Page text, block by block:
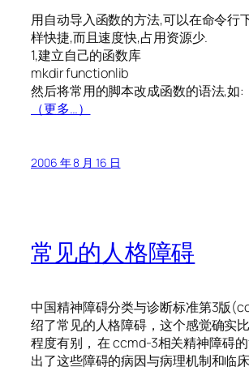
用自动导入函数的方法,可以在命令行
样快捷,而且速度快,占用资源少.
1,建立自己的函数库
mkdir functionlib
然后将常用的脚本改成函数的语法,如:
（更多…）
2006 年 8 月 16 日
常见的人格障碍
中国精神障碍分类与诊断标准第3版
绍了常见的人格障碍，这个感觉确实
程度有别， 在 ccmd-3相关精神障碍
出了这些障碍的病因与病理机制和临